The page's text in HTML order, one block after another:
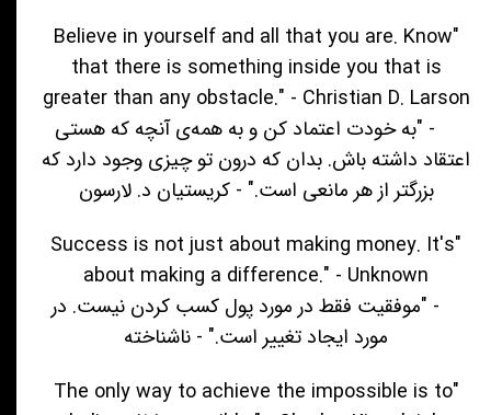
"Believe in yourself and all that you are. Know
that there is something inside you that is
greater than any obstacle." - Christian D. Larson
- "به خودت اعتماد کن و به همه‌ی آنچه که هستی
اعتقاد داشته باش. بدان که درون تو چیزی وجود دارد که
بزرگتر از هر مانعی است." - کریستیان د. لارسون
"Success is not just about making money. It's
about making a difference." - Unknown
- "موفقیت فقط در مورد پول کسب کردن نیست. در
مورد ایجاد تغییر است." - ناشناخته
"The only way to achieve the impossible is to